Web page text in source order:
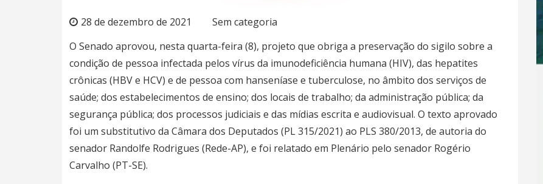
28 de dezembro de 2021
Sem categoria
O Senado aprovou, nesta quarta-feira (8), projeto que obriga a preservação do sigilo sobre a
condição de pessoa infectada pelos vírus da imunodeficiência humana (HIV), das hepatites
crônicas (HBV e HCV) e de pessoa com hanseníase e tuberculose, no âmbito dos serviços de
saúde; dos estabelecimentos de ensino; dos locais de trabalho; da administração pública; da
segurança pública; dos processos judiciais e das mídias escrita e audiovisual. O texto aprovado
foi um substitutivo da Câmara dos Deputados (PL 315/2021) ao PLS 380/2013, de autoria do
senador Randolfe Rodrigues (Rede-AP), e foi relatado em Plenário pelo senador Rogério
Carvalho (PT-SE).